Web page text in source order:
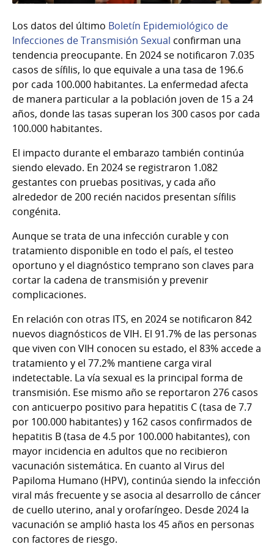
Los datos del último Boletín Epidemiológico de
Infecciones de Transmisión Sexual confirman una
tendencia preocupante. En 2024 se notificaron 7.035
casos de sífilis, lo que equivale a una tasa de 196.6
por cada 100.000 habitantes. La enfermedad afecta
de manera particular a la población joven de 15 a 24
años, donde las tasas superan los 300 casos por cada
100.000 habitantes.
El impacto durante el embarazo también continúa
siendo elevado. En 2024 se registraron 1.082
gestantes con pruebas positivas, y cada año
alrededor de 200 recién nacidos presentan sífilis
congénita.
Aunque se trata de una infección curable y con
tratamiento disponible en todo el país, el testeo
oportuno y el diagnóstico temprano son claves para
cortar la cadena de transmisión y prevenir
complicaciones.
En relación con otras ITS, en 2024 se notificaron 842
nuevos diagnósticos de VIH. El 91.7% de las personas
que viven con VIH conocen su estado, el 83% accede a
tratamiento y el 77.2% mantiene carga viral
indetectable. La vía sexual es la principal forma de
transmisión. Ese mismo año se reportaron 276 casos
con anticuerpo positivo para hepatitis C (tasa de 7.7
por 100.000 habitantes) y 162 casos confirmados de
hepatitis B (tasa de 4.5 por 100.000 habitantes), con
mayor incidencia en adultos que no recibieron
vacunación sistemática. En cuanto al Virus del
Papiloma Humano (HPV), continúa siendo la infección
viral más frecuente y se asocia al desarrollo de cáncer
de cuello uterino, anal y orofaríngeo. Desde 2024 la
vacunación se amplió hasta los 45 años en personas
con factores de riesgo.